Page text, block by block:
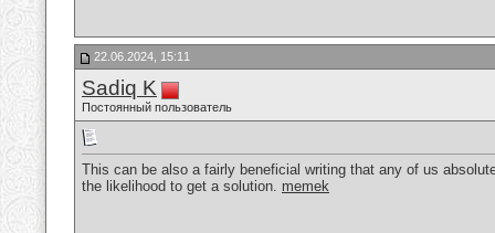
22.06.2024, 15:11
Sadiq K
Постоянный пользователь
This can be also a fairly beneficial writing that any of us
the likelihood to get a solution. memek